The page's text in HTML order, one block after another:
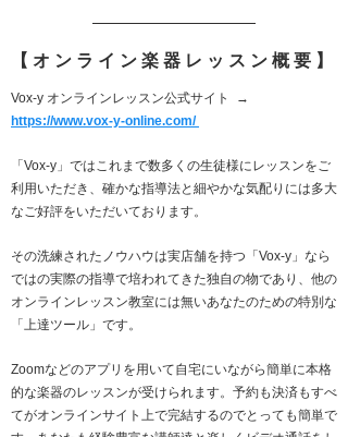
【オンライン楽器レッスン概要】
Vox-y オンラインレッスン公式サイト →
https://www.vox-y-online.com/
「Vox-y」ではこれまで数多くの生徒様にレッスンをご
利用いただき、確かな指導法と細やかな気配りには多大
なご好評をいただいております。
その洗練されたノウハウは実店舗を持つ「Vox-y」なら
ではの実際の指導で培われてきた独自の物であり、他の
オンラインレッスン教室には無いあなたのための特別な
「上達ツール」です。
Zoomなどのアプリを用いて自宅にいながら簡単に本格
的な楽器のレッスンが受けられます。予約も決済もすべ
てがオンラインサイト上で完結するのでとっても簡単で